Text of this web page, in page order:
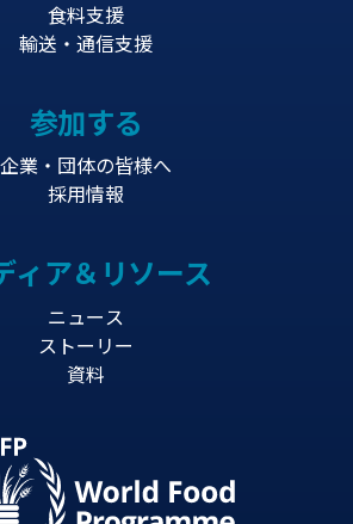
食料支援
輸送・通信支援
参加する
企業・団体の皆様へ
採用情報
ィア＆リソース
ニュース
ストーリー
資料